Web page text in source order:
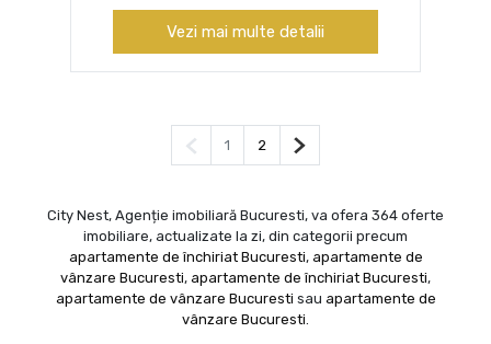
Vezi mai multe detalii
Pagina anterioară
1 2 Pagina următoare
City Nest, Agenție imobiliară Bucuresti, va ofera 364 oferte
imobiliare, actualizate la zi, din categorii precum
apartamente de închiriat Bucuresti, apartamente de
vânzare Bucuresti, apartamente de închiriat Bucuresti,
apartamente de vânzare Bucuresti sau apartamente de
vânzare Bucuresti